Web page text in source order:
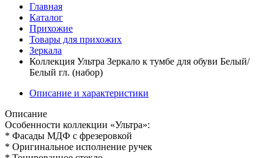
Главная
Каталог
Прихожие
Товары для прихожих
Зеркала
Коллекция Ультра Зеркало к тумбе для обуви Белый/
Белый гл. (набор)
Описание и характеристики
Описание
Особенности коллекции «Ультра»:
* Фасады МДФ с фрезеровкой
* Оригинальное исполнение ручек